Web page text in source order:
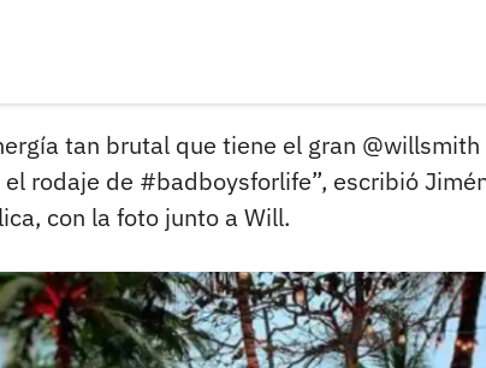
tan brutal que tiene el gran @willsmith
rodaje de #badboysforlife”, escribió
con la foto junto a Will.